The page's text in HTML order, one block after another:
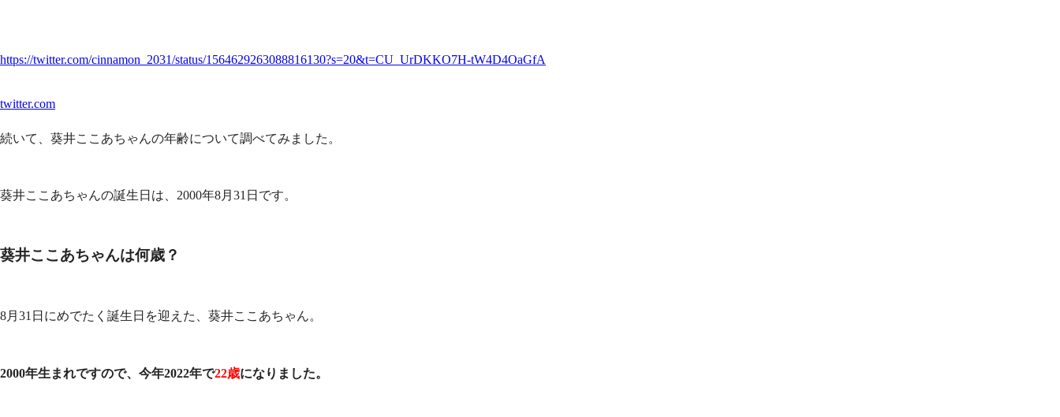
https://twitter.com/cinnamon_2031/status/1564629263088816130?s=20&t=CU_UrDKKO7H-tW4D4OaGfA
twitter.com
続いて、葵井ここあちゃんの年齢について調べてみました。
葵井ここあちゃんの誕生日は、2000年8月31日です。
葵井ここあちゃんは何歳？
8月31日にめでたく誕生日を迎えた、葵井ここあちゃん。
2000年生まれですので、今年2022年で22歳になりました。